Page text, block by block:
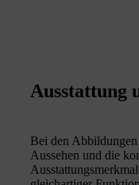
Ausstattung
Bei den
Aussehen und die